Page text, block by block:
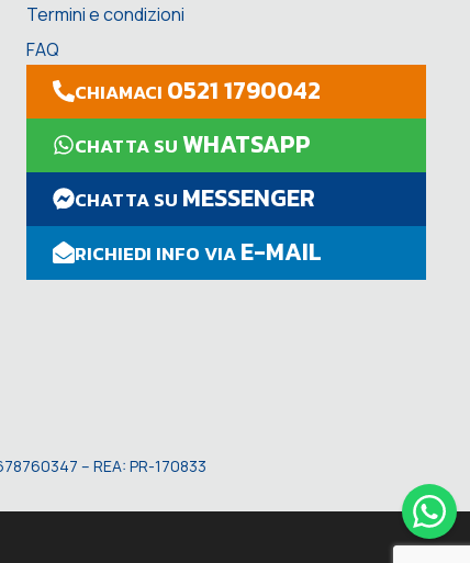
Termini e condizioni
FAQ
CHIAMACI 0521 1790042
CHATTA SUWHATSAPP
CHATTA SU MESSENGER
RICHIEDI INFO VIA E-MAIL
– REA: PR-170833